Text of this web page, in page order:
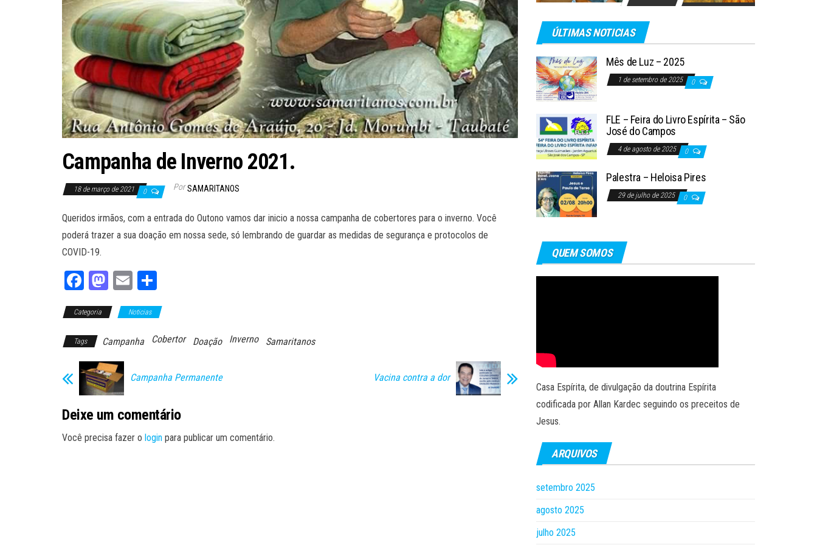
Campanha de Inverno 2021.
18 de março de 2021 0 Por SAMARITANOS
Queridos irmãos, com a entrada do Outono vamos dar inicio a nossa campanha de cobertores para o inverno. Você
poderá trazer a sua doação em nossa sede, só lembrando de guardar as medidas de segurança e protocolos de
COVID-19.
Fa
ce
bo
ok
M
as
to
do
n
E
m
ail
ar
e
Categoria Noticias
Tags Campanha Cobertor Doação Inverno Samaritanos
Campanha Permanente Vacina contra a dor
Deixe um comentário
Você precisa fazer o login para publicar um comentário.
ÚLTIMAS NOTICIAS
Mês de Luz – 2025
1 de setembro de 2025 0
FLE – Feira do Livro Espírita – São
José do Campos
4 de agosto de 2025 0
Palestra – Heloisa Pires
29 de julho de 2025 0
QUEM SOMOS
Casa Espírita, de divulgação da doutrina Espírita
codificada por Allan Kardec seguindo os preceitos de
Jesus.
ARQUIVOS
setembro 2025
agosto 2025
julho 2025